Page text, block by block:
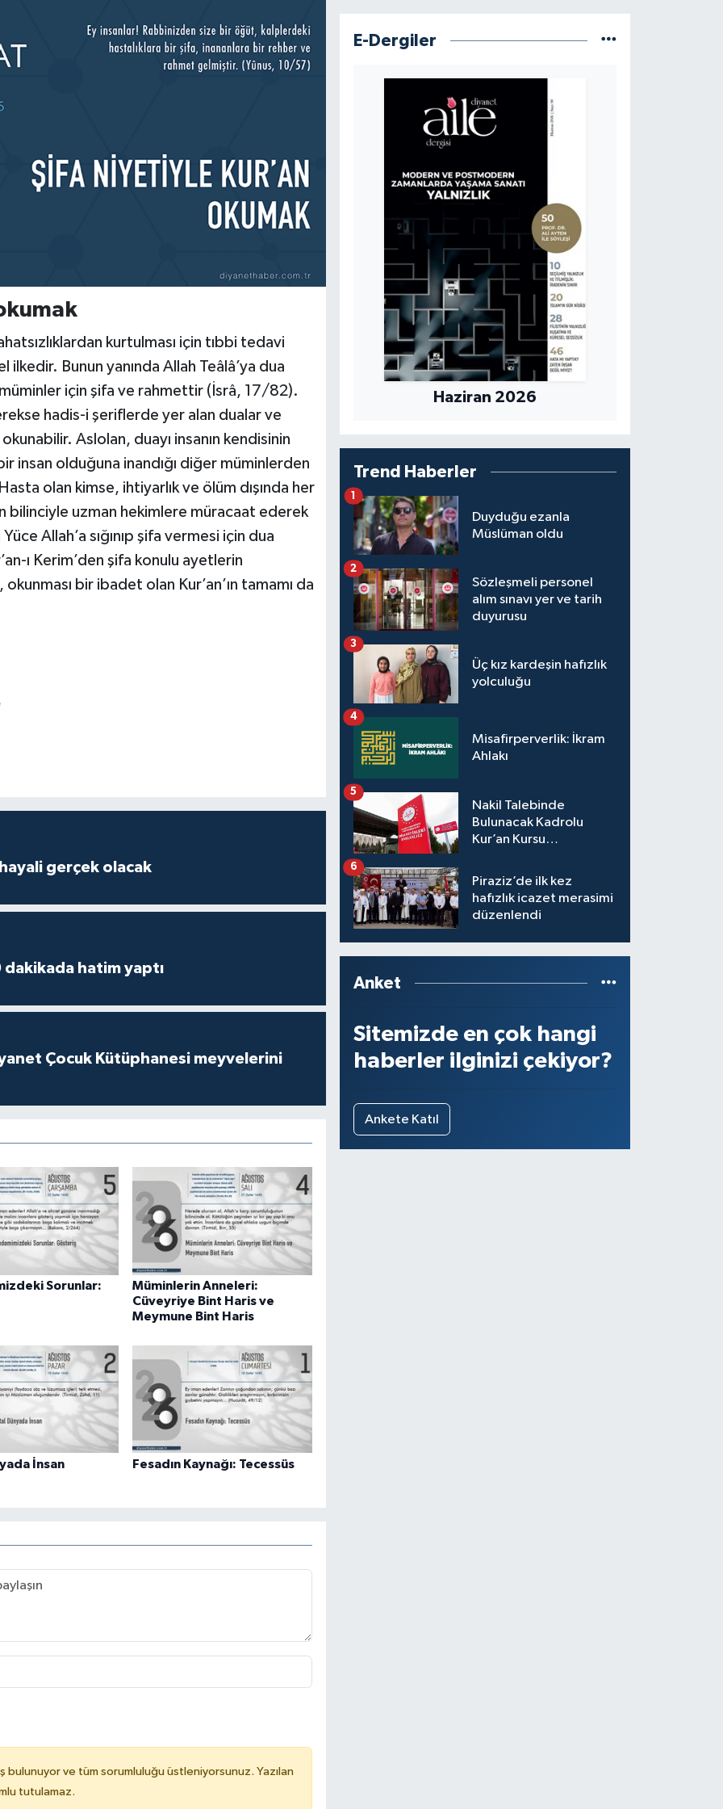
kurtulması için tıbbi tedavi
Bunun yanında Allah Teâlâ’ya dua
için şifa ve rahmettir (İsrâ, 17/82).
hadis-i şeriflerde yer alan dualar ve
Aslolan, duayı insanın kendisinin
insan olduğuna inandığı diğer müminlerden
olan kimse, ihtiyarlık ve ölüm dışında her
bilinciyle uzman hekimlere müracaat ederek
Allah’a sığınıp şifa vermesi için dua
ı Kerim’den şifa konulu ayetlerin
bir ibadet olan Kur’an’ın tamamı da
gerçek olacak
dakikada hatim yaptı
Çocuk Kütüphanesi meyvelerini
Sorunlar:
Müminlerin Anneleri:
Cüveyriye Bint Haris ve
Meymune Bint Haris
İnsan Fesadın Kaynağı: Tecessüs
bulunuyor ve tüm sorumluluğu üstleniyorsunuz. Yazılan
tutulamaz.
E-Dergiler
Haziran 2026
Trend Haberler
Duyduğu ezanla
Müslüman oldu
1
Sözleşmeli personel
alım sınavı yer ve tarih
duyurusu
2
Üç kız kardeşin hafızlık
yolculuğu
3
Misafirperverlik: İkram
Ahlakı
4
Nakil Talebinde
Bulunacak Kadrolu
Kur’an Kursu
Tercih ve Yerleştirme
İşlemleri duyurusu
5
Piraziz’de ilk kez
hafızlık icazet merasimi
düzenlendi
6
Anket
Sitemizde en çok hangi
haberler ilginizi çekiyor?
Ankete Katıl